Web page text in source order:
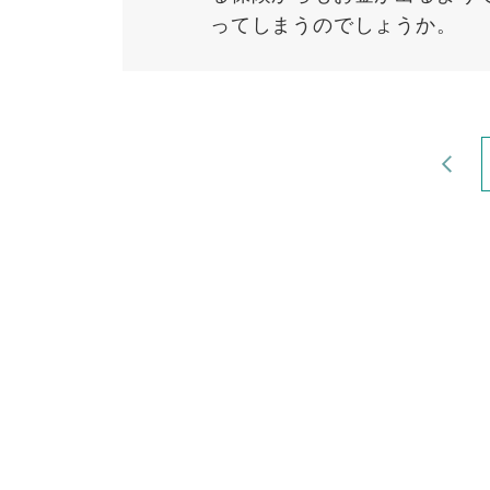
ってしまうのでしょうか。